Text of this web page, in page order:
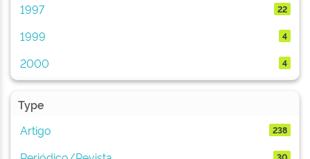
1997 22
1999 4
2000 4
Type
Artigo
238
30